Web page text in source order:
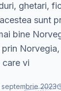
ghetari,
sunt
bine
vi
septembrie 2023